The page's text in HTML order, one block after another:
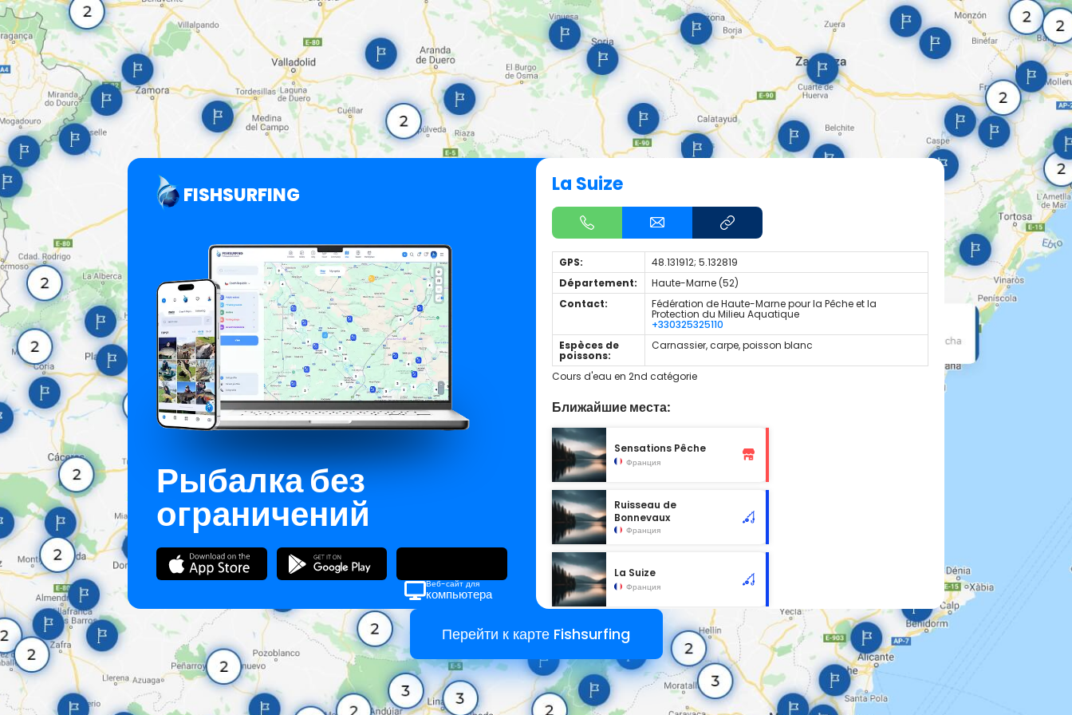
FISHSURFING
Рыбалка без
ограничений
Веб-сайт для
компьютера
La Suize
GPS:
48.131912; 5.132819
Département:
Haute-Marne (52)
Contact:
Fédération de Haute-Marne pour la Pêche et la
Protection du Milieu Aquatique
+330325325110
Espèces de
poissons:
Carnassier, carpe, poisson blanc
Cours d'eau en 2nd catégorie
Ближайшие места:
Sensations Pêche
Франция
Ruisseau de
Bonnevaux
Франция
La Suize
Франция
Перейти к карте Fishsurfing